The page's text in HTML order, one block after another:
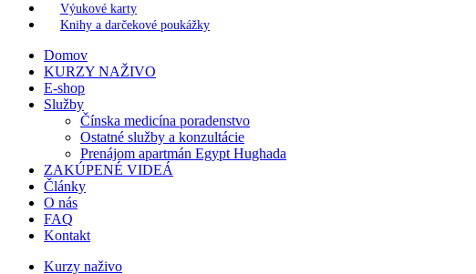
Výukové karty
Knihy a darčekové poukážky
Domov
KURZY NAŽIVO
E-shop
Služby
Čínska medicína poradenstvo
Ostatné služby a konzultácie
Prenájom apartmán Egypt Hughada
ZAKÚPENÉ VIDEÁ
Články
O nás
FAQ
Kontakt
Kurzy naživo